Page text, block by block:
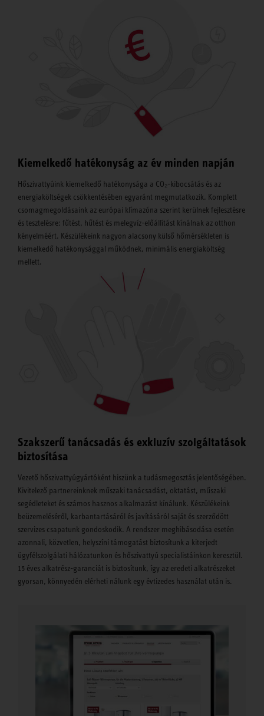
Kiemelkedő hatékonyság az év minden napján
Hőszivattyúink kiemelkedő hatékonysága a CO₂-kibocsátás és az
energiaköltségek csökkentésében egyaránt megmutatkozik. Komplett
csomagmegoldásaink az európai klímazóna szerint kerülnek fejlesztésre
és tesztelésre: fűtést, hűtést és melegvíz-előállítást kínálnak az otthon
kényelméért. Készülékeink nagyon alacsony külső hőmérsékleten is
kiemelkedő hatékonysággal működnek, minimális energiaköltség
mellett.
Szakszerű tanácsadás és exkluzív szolgáltatások
biztosítása
Vezető hőszivattyúgyártóként hiszünk a tudásmegosztás jelentőségében.
Kivitelező partnereinknek műszaki tanácsadást, oktatást, műszaki
segédleteket és számos hasznos alkalmazást kínálunk. Készülékeink
beüzemeléséről, karbantartásáról és javításáról saját és szerződött
szervizes csapatunk gondoskodik. A rendszer meghibásodása esetén
azonnali, közvetlen, helyszíni támogatást biztosítunk a kiterjedt
ügyfélszolgálati hálózatunkon és hőszivattyú specialistáinkon keresztül.
15 éves alkatrész-garanciát is biztosítunk, így az eredeti alkatrészeket
gyorsan, könnyedén elérheti nálunk egy évtizedes használat után is.